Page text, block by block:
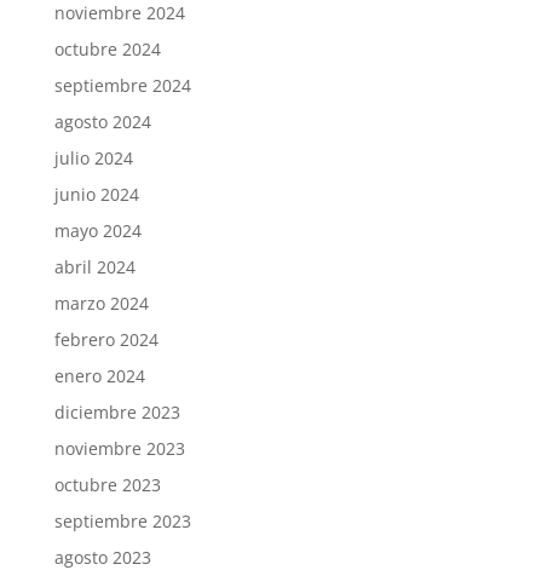
noviembre 2024
octubre 2024
septiembre 2024
agosto 2024
julio 2024
junio 2024
mayo 2024
abril 2024
marzo 2024
febrero 2024
enero 2024
diciembre 2023
noviembre 2023
octubre 2023
septiembre 2023
agosto 2023